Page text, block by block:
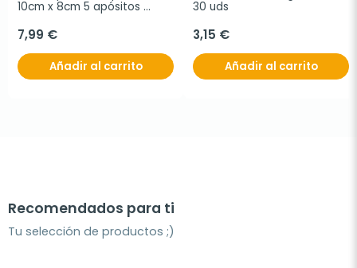
10cm x 8cm 5 apósitos
7,99 €
Añadir al carrito
30 uds
3,15 €
Añadir al carrito
Recomendados para ti
Tu selección de productos ;)